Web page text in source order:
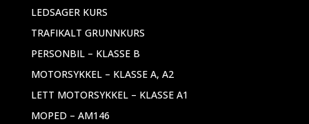
LEDSAGER KURS
TRAFIKALT GRUNNKURS
PERSONBIL – KLASSE B
MOTORSYKKEL – KLASSE A, A2
LETT MOTORSYKKEL – KLASSE A1
MOPED – AM146